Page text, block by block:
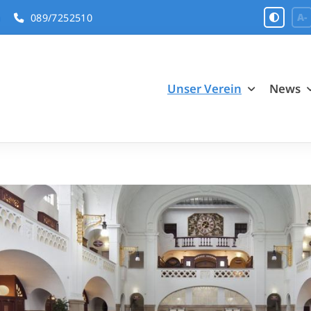
089/7252510 A-
Unser Verein News